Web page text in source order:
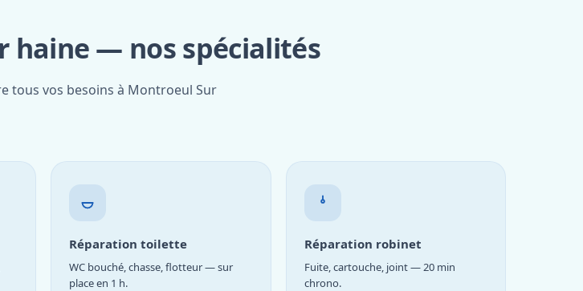
haine — nos spécialités
tous vos besoins à Montroeul Sur
Réparation toilette
WC bouché, chasse, flotteur — sur
place en 1 h.
Réparation robinet
Fuite, cartouche, joint — 20 min
chrono.